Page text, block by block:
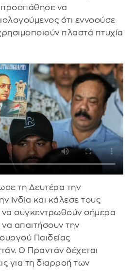
να
ότι εννοούσε
πλαστά πτυχία
τη Δευτέρα την
Ινδία και κάλεσε τους
να συγκεντρωθούν σήμερα
απαιτήσουν την
Παιδείας
Ο Πραντάν δέχεται
για τη διαρροή των